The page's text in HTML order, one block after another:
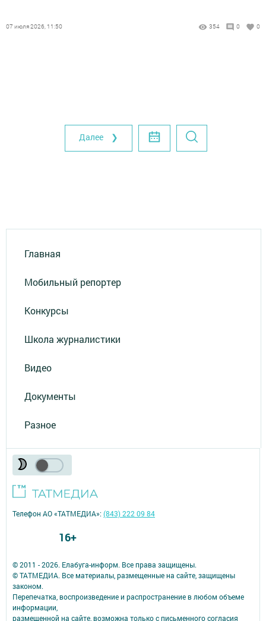
07 июля 2026, 11:50 354 0 0
Далее ❯
Главная
Мобильный репортер
Конкурсы
Школа журналистики
Видео
Документы
Разное
© 2011 - 2026. Елабуга-информ. Все права защищены.
© ТАТМЕДИА. Все материалы, размещенные на сайте, защищены
законом.
Перепечатка, воспроизведение и распространение в любом объеме
информации,
размещенной на сайте, возможна только с письменного согласия
Телефон АО «ТАТМЕДИА»:(843) 222 09 84
16+